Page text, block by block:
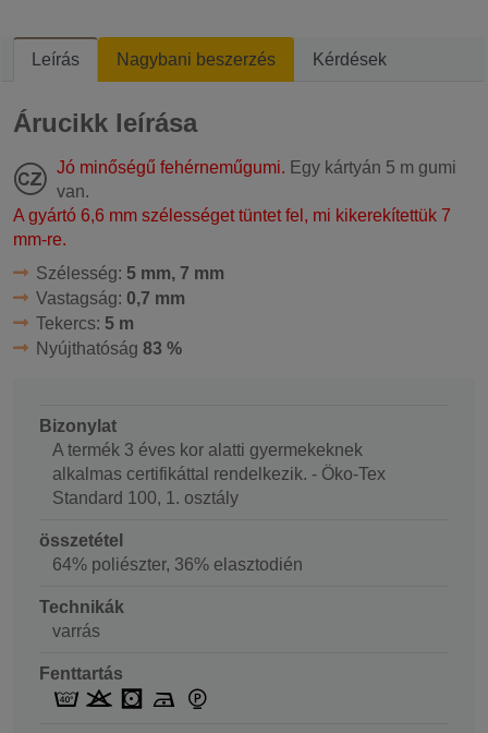
Leírás Nagybani beszerzés Kérdések
Árucikk leírása
Jó minőségű fehérneműgumi. Egy kártyán 5 m gumi
van.
A gyártó 6,6 mm szélességet tüntet fel, mi kikerekítettük 7
mm-re.
Szélesség: 5 mm, 7 mm
Vastagság: 0,7 mm
Tekercs: 5 m
Nyújthatóság 83 %
Bizonylat
A termék 3 éves kor alatti gyermekeknek
alkalmas certifikáttal rendelkezik. - Öko-Tex
Standard 100, 1. osztály
összetétel
64% poliészter, 36% elasztodién
Technikák
varrás
Fenttartás